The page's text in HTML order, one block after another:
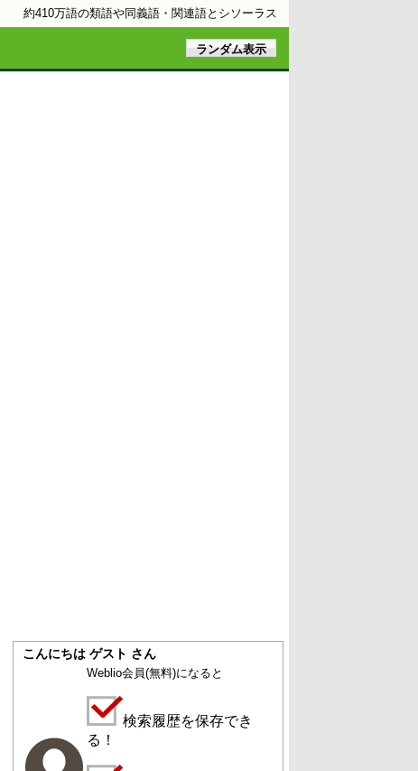
約410万語の類語や同義語・関連語とシソーラス
こんにちは ゲスト さん
Weblio会員(無料)になると
検索履歴を保存でき
る！